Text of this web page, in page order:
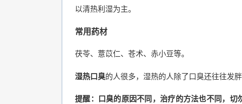
以清热利湿为主。
常用药材
茯苓、薏苡仁、苍术、赤小豆等。
湿热口臭的人很多，湿热的人除了口臭还往往发
提醒：口臭的原因不同，治疗的方法也不同，